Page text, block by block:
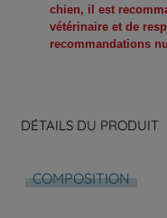
chien, il est
vétérinaire et de
recommandations
DÉTAILS DU PRODUIT
COMPOSITION